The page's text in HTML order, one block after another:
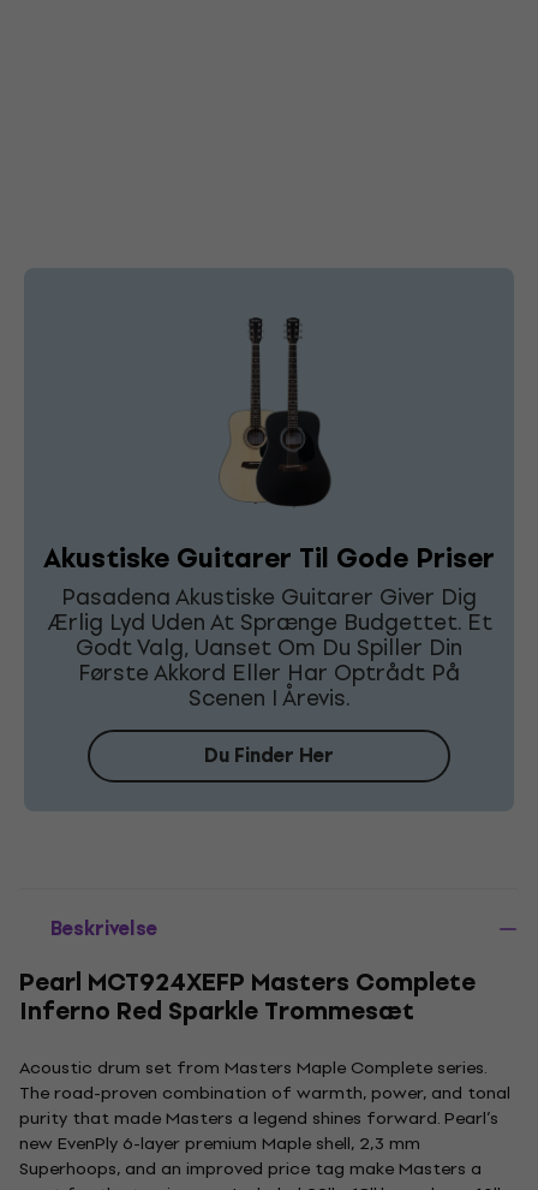
Akustiske Guitarer Til Gode Priser
Pasadena Akustiske Guitarer Giver Dig
Ærlig Lyd Uden At Sprænge Budgettet. Et
Godt Valg, Uanset Om Du Spiller Din
Første Akkord Eller Har Optrådt På
Scenen I Årevis.
Du Finder Her
Beskrivelse
Pearl MCT924XEFP Masters Complete
Inferno Red Sparkle Trommesæt
Acoustic drum set from Masters Maple Complete series.
The road-proven combination of warmth, power, and tonal
purity that made Masters a legend shines forward. Pearl’s
new EvenPly 6-layer premium Maple shell, 2,3 mm
Superhoops, and an improved price tag make Masters a